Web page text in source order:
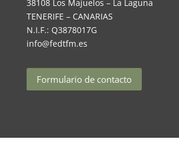
38108 Los Majuelos – La Laguna
TENERIFE – CANARIAS
N.I.F.: Q3878017G
info@fedtfm.es
Formulario de contacto